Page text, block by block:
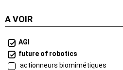
A VOIR
AGI
future of robotics
actionneurs biomimétiques